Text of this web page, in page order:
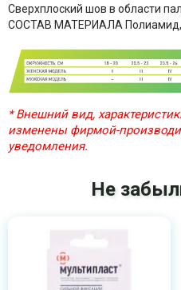
Сверхплоский шов в области
СОСТАВ МАТЕРИАЛА Полиамид,
* Внешний вид,
изменены фирмой-
уведомления.
Не